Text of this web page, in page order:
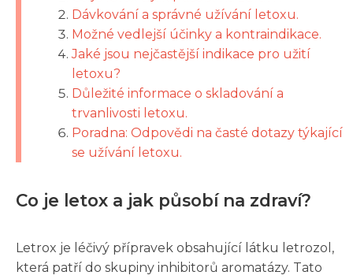
Dávkování a správné užívání letoxu.
Možné vedlejší účinky a kontraindikace.
Jaké jsou nejčastější indikace pro užití
letoxu?
Důležité informace o skladování a
trvanlivosti letoxu.
Poradna: Odpovědi na časté dotazy týkající
se užívání letoxu.
Co je letox a jak působí na zdraví?
Letrox je léčivý přípravek obsahující látku letrozol,
která patří do skupiny inhibitorů aromatázy. Tato